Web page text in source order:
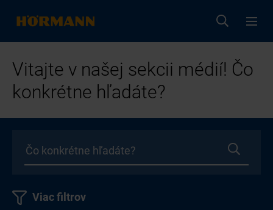
Vitajte v našej sekcii médií! Čo
konkrétne hľadáte?
Viac filtrov